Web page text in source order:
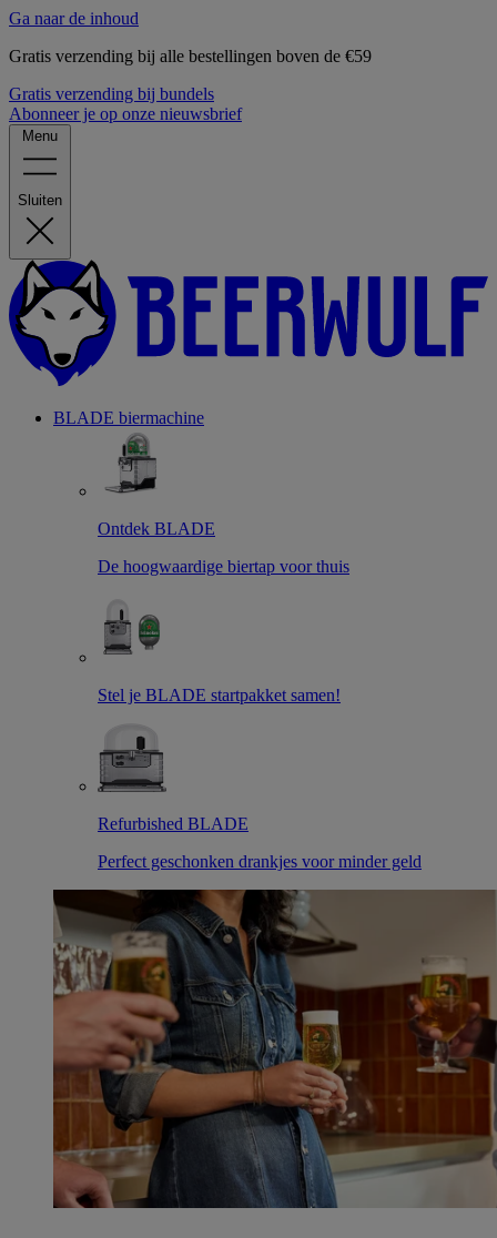
Ga naar de inhoud
Gratis verzending bij alle bestellingen boven de €59
Gratis verzending bij bundels
Abonneer je op onze nieuwsbrief
Menu
Sluiten
BLADE biermachine
Ontdek BLADE
De hoogwaardige biertap voor thuis
Stel je BLADE startpakket samen!
Refurbished BLADE
Perfect geschonken drankjes voor minder geld